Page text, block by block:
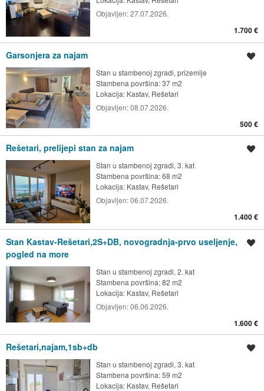
Objavljen:27.07.2026.
1.700 €
Garsonjera za najam
Stan u stambenoj zgradi, prizemlje
Stambena površina: 37 m2
Lokacija: Kastav, Rešetari
Objavljen:08.07.2026.
500 €
Rešetari, prelijepi stan za najam
Stan u stambenoj zgradi, 3. kat
Stambena površina: 68 m2
Lokacija: Kastav, Rešetari
Objavljen:06.07.2026.
1.400 €
Stan Kastav-Rešetari,2S+DB, novogradnja-prvo useljenje,
pogled na more
Stan u stambenoj zgradi, 2. kat
Stambena površina: 82 m2
Lokacija: Kastav, Rešetari
Objavljen:06.06.2026.
1.600 €
Rešetari,najam,1sb+db
Stan u stambenoj zgradi, 3. kat
Stambena površina: 59 m2
Lokacija: Kastav, Rešetari